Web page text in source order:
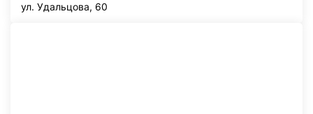
ул. Удальцова, 60